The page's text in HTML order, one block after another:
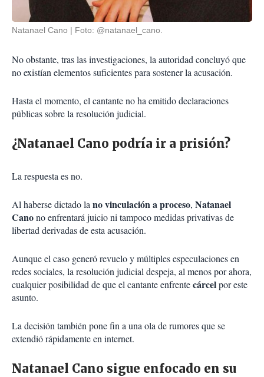
Natanael Cano Foto: @natanael_cano.
No obstante, tras las investigaciones, la autoridad concluyó que
no existían elementos suficientes para sostener la acusación.
Hasta el momento, el cantante no ha emitido declaraciones
públicas sobre la resolución judicial.
¿Natanael Cano podría ir a prisión?
La respuesta es no.
Al haberse dictado lano vinculación a proceso, Natanael
Canono enfrentará juicio ni tampoco medidas privativas de
libertad derivadas de esta acusación.
Aunque el caso generó revuelo y múltiples especulaciones en
redes sociales, la resolución judicial despeja, al menos por ahora,
cualquier posibilidad de que el cantante enfrentecárcelpor este
asunto.
La decisión también pone fin a una ola de rumores que se
extendió rápidamente en internet.
Natanael Cano sigue enfocado en su